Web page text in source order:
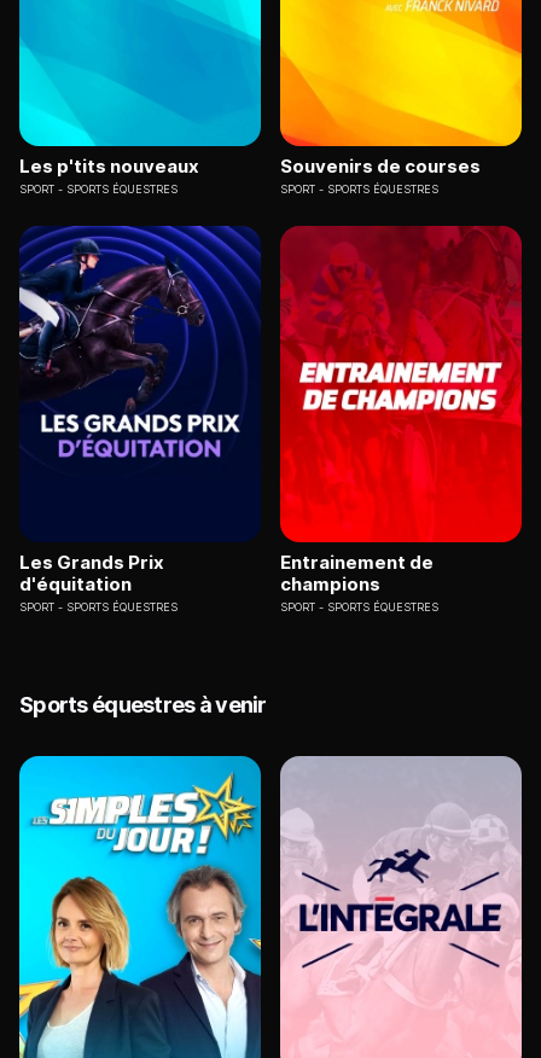
Les p'tits nouveaux
SPORT SPORTS ÉQUESTRES
Souvenirs de courses
SPORT SPORTS ÉQUESTRES
Les Grands Prix
d'équitation
SPORT SPORTS ÉQUESTRES
Entrainement de
champions
SPORT SPORTS ÉQUESTRES
Sports équestres à venir